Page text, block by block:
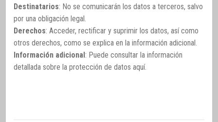
Destinatarios: No se comunicarán los datos a terceros, salvo
por una obligación legal.
Derechos: Acceder, rectificar y suprimir los datos, así como
otros derechos, como se explica en la información adicional.
Información adicional: Puede consultar la información
detallada sobre la protección de datos aquí.